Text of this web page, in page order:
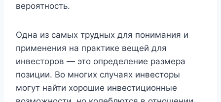
вероятность.
Одна из самых трудных для понимания и
применения на практике вещей для
инвесторов — это определение размера
позиции. Во многих случаях инвесторы
могут найти хорошие инвестиционные